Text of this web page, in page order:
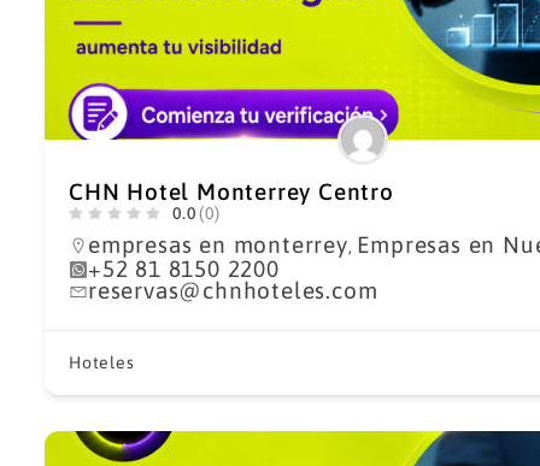
CHN Hotel Monterrey Centro
0.0 (0)
empresas en monterrey, Empresas en
+52 81 8150 2200
reservas@chnhoteles.com
Hoteles